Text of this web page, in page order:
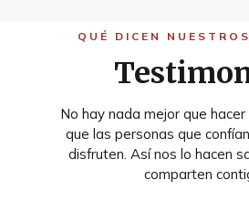
QUÉ DICEN
No hay nada mejor que
que las personas que
disfruten. Así nos lo hacen
comparten